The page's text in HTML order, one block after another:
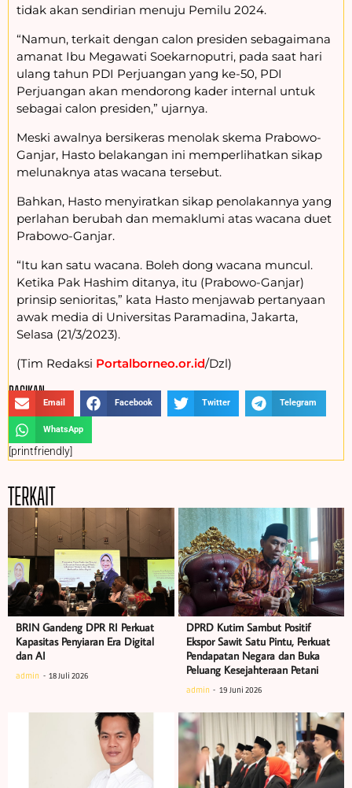
tidak akan sendirian menuju Pemilu 2024.
“Namun, terkait dengan calon presiden sebagaimana
amanat Ibu Megawati Soekarnoputri, pada saat hari
ulang tahun PDI Perjuangan yang ke-50, PDI
Perjuangan akan mendorong kader internal untuk
sebagai calon presiden,” ujarnya.
Meski awalnya bersikeras menolak skema Prabowo-
Ganjar, Hasto belakangan ini memperlihatkan sikap
melunaknya atas wacana tersebut.
Bahkan, Hasto menyiratkan sikap penolakannya yang
perlahan berubah dan memaklumi atas wacana duet
Prabowo-Ganjar.
“Itu kan satu wacana. Boleh dong wacana muncul.
Ketika Pak Hashim ditanya, itu (Prabowo-Ganjar)
prinsip senioritas,” kata Hasto menjawab pertanyaan
awak media di Universitas Paramadina, Jakarta,
Selasa (21/3/2023).
(Tim Redaksi Portalborneo.or.id/Dzl)
BAGIKAN :
Email Facebook Twitter Telegram
WhatsApp
[printfriendly]
TERKAIT
BRIN Gandeng DPR RI Perkuat
Kapasitas Penyiaran Era Digital
dan AI
admin 18 Juli 2026
DPRD Kutim Sambut Positif
Ekspor Sawit Satu Pintu, Perkuat
Pendapatan Negara dan Buka
Peluang Kesejahteraan Petani
admin 19 Juni 2026